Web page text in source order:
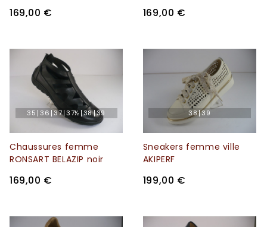
169,00 € 169,00 €
35 36 37 37½ 38 39
Chaussures femme
RONSART BELAZIP noir
169,00 €
38 39
Sneakers femme ville
AKIPERF
199,00 €